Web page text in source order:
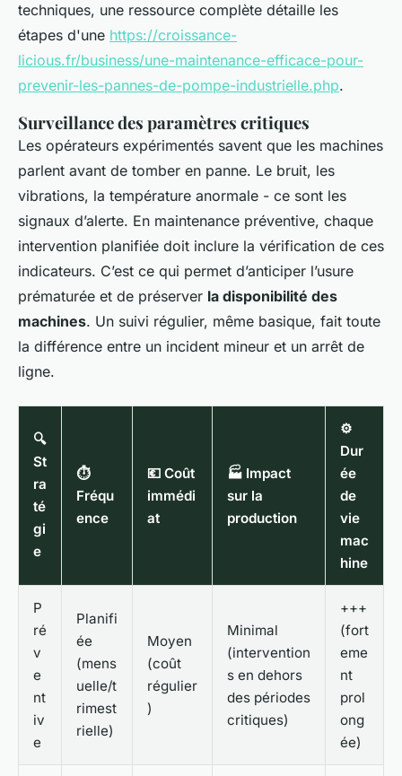
techniques, une ressource complète détaille les
étapes d'une https://croissance-
licious.fr/business/une-maintenance-efficace-pour-
prevenir-les-pannes-de-pompe-industrielle.php.
Surveillance des paramètres critiques
Les opérateurs expérimentés savent que les machines
parlent avant de tomber en panne. Le bruit, les
vibrations, la température anormale - ce sont les
signaux d’alerte. En maintenance préventive, chaque
intervention planifiée doit inclure la vérification de ces
indicateurs. C’est ce qui permet d’anticiper l’usure
prématurée et de préserver la disponibilité des
machines. Un suivi régulier, même basique, fait toute
la différence entre un incident mineur et un arrêt de
ligne.
🔍
St
ra
té
gi
e
⏱️
Fréqu
ence
💶 Coût
immédi
at
🏭 Impact
sur la
production
⚙️
Dur
ée
de
vie
mac
hine
P
ré
v
e
nt
iv
e
Planifi
ée
(mens
uelle/t
rimest
rielle)
Moyen
(coût
régulier
)
Minimal
(intervention
s en dehors
des périodes
critiques)
+++
(fort
eme
nt
prol
ong
ée)